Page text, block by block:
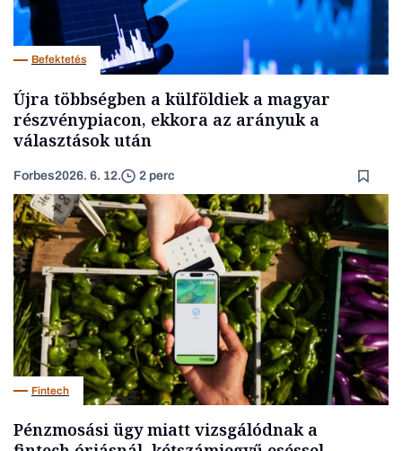
Befektetés
Újra többségben a külföldiek a magyar
részvénypiacon, ekkora az arányuk a
választások után
Forbes2026. 6. 12. 2 perc
Fintech
Pénzmosási ügy miatt vizsgálódnak a